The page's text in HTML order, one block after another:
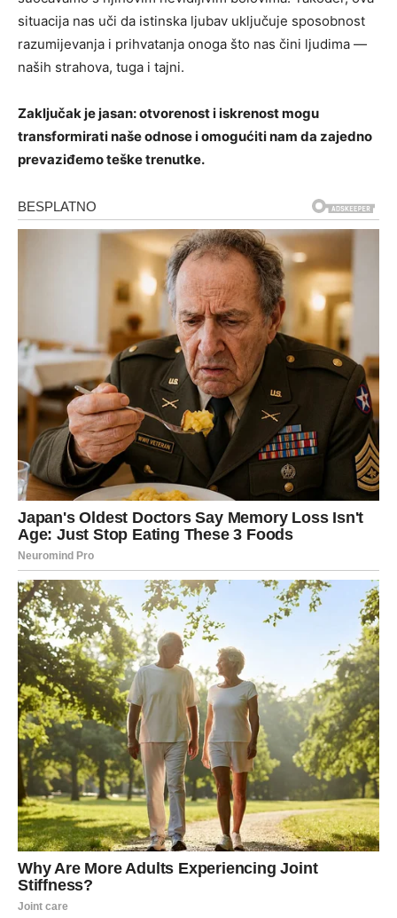
situacija nas uči da istinska ljubav uključuje sposobnost
razumijevanja i prihvatanja onoga što nas čini ljudima —
naših strahova, tuga i tajni.
Zaključak je jasan: otvorenost i iskrenost mogu
transformirati naše odnose i omogućiti nam da zajedno
prevaziđemo teške trenutke.